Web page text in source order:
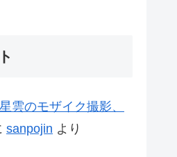
雲のモザイク撮影、
sanpojin より